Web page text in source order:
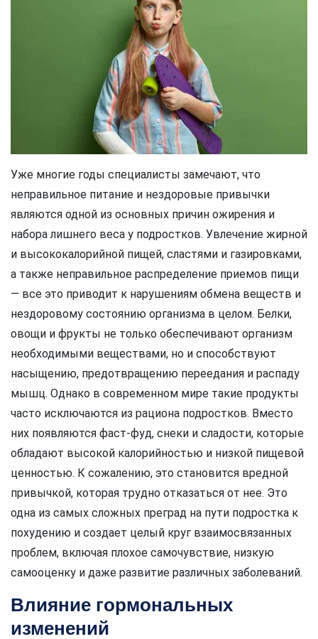
Уже многие годы специалисты замечают, что
неправильное питание и нездоровые привычки
являются одной из основных причин ожирения и
набора лишнего веса у подростков. Увлечение жирной
и высококалорийной пищей, сластями и газировками,
а также неправильное распределение приемов пищи
— все это приводит к нарушениям обмена веществ и
нездоровому состоянию организма в целом. Белки,
овощи и фрукты не только обеспечивают организм
необходимыми веществами, но и способствуют
насыщению, предотвращению переедания и распаду
мышц. Однако в современном мире такие продукты
часто исключаются из рациона подростков. Вместо
них появляются фаст-фуд, снеки и сладости, которые
обладают высокой калорийностью и низкой пищевой
ценностью. К сожалению, это становится вредной
привычкой, которая трудно отказаться от нее. Это
одна из самых сложных преград на пути подростка к
похудению и создает целый круг взаимосвязанных
проблем, включая плохое самочувствие, низкую
самооценку и даже развитие различных заболеваний.
Влияние гормональных
изменений